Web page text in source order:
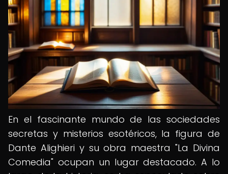
En el fascinante mundo de las sociedades
secretas y misterios esotéricos, la figura de
Dante Alighieri y su obra maestra "La Divina
Comedia" ocupan un lugar destacado. A lo